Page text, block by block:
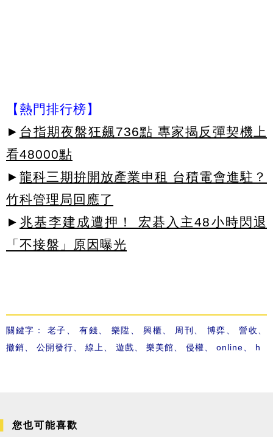
【熱門排行榜】
► 台指期夜盤狂飆736點 專家揭反彈契機上
看48000點
► 龍科三期拚開放產業申租 台積電會進駐？
竹科管理局回應了
► 兆基李建成遭押！ 宏碁入主48小時閃退
「不接盤」原因曝光
關鍵字： 老子 、有錢 樂陞 興櫃 周刊 博弈 營收
撤銷
公開發行 線上 遊戲 樂美館 侵權 online h
您也可能喜歡